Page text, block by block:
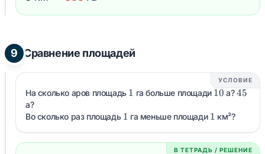
9 Сравнение площадей
УСЛОВИЕ
На сколько аров площадь 1
1 га больше площади 10
10 а?45
45
а?
Во сколько раз площадь 1
1 га меньше площади 1
1 км²?
В ТЕТРАДЬ / РЕШЕНИЕ